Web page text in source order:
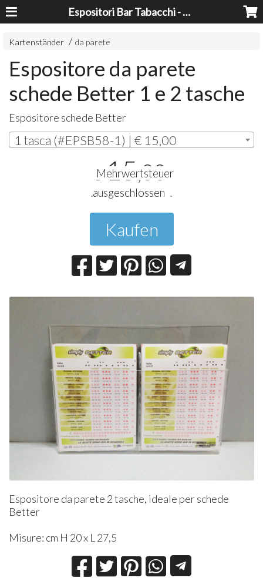
Espositori Bar Tabacchi - Lavorazioni Plexiglass Bari
Kartenständer da parete
Espositore da parete
schede Better 1 e 2 tasche
Espositore schede Better
1 tasca (#EPSB58-1) | € 15,00
€15,00
Mehrwertsteuer
ausgeschlossen
Kaufen
Espositore da parete 2 tasche, ideale per schede
Better
Misure: cm H 20 x L 27,5